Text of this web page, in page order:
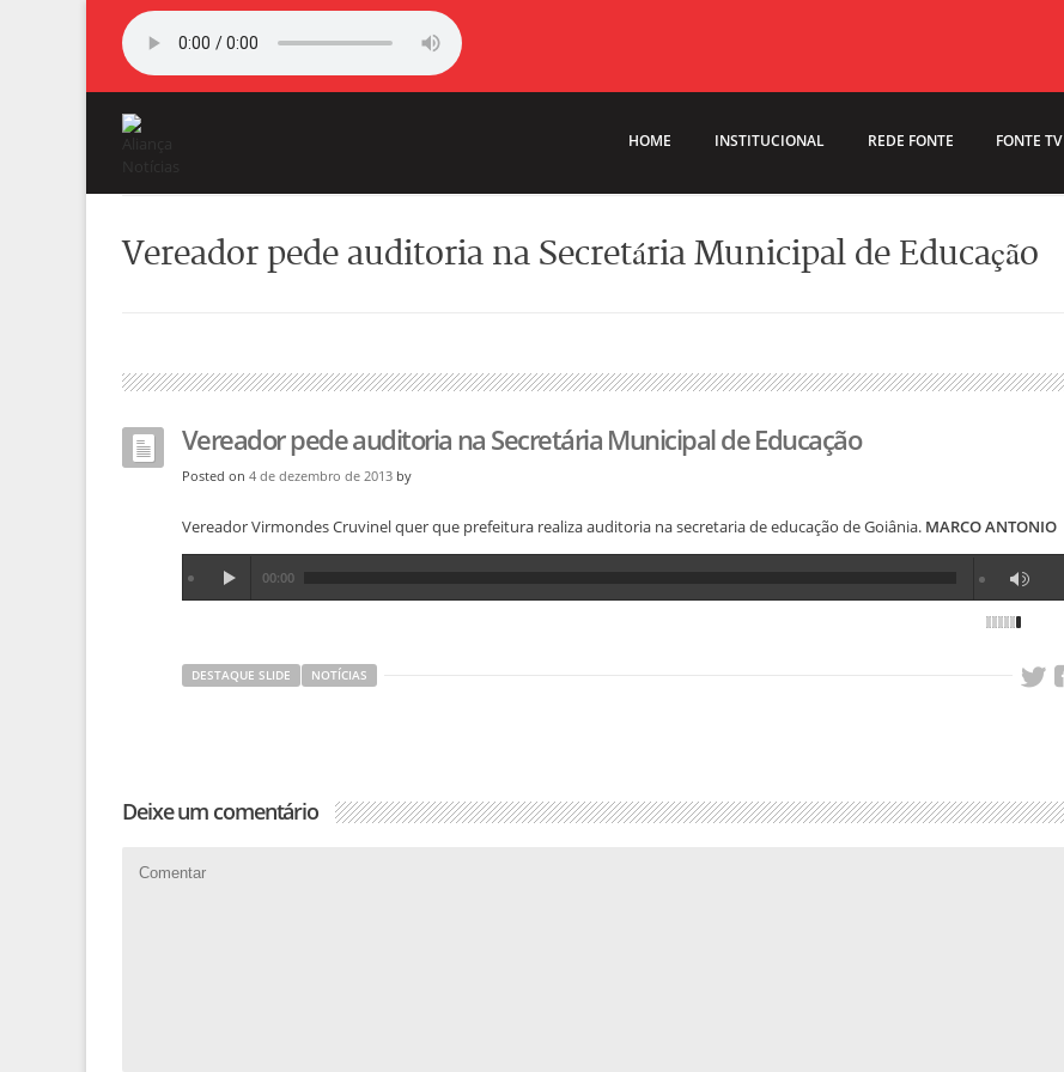
HOME INSTITUCIONAL REDE FONTE FONTE TV
Vereador pede auditoria na Secretária Municipal de Educação
Vereador pede auditoria na Secretária Municipal de Educação
Posted on 4 de dezembro de 2013 by
Vereador Virmondes Cruvinel quer que prefeitura realiza auditoria na secretaria de educação de Goiânia. MARCO ANTONIO
00:00
DESTAQUE SLIDE NOTÍCIAS
Deixe um comentário